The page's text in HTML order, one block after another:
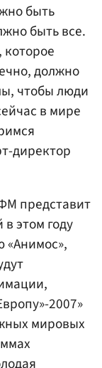
быть
быть все.
должно
чтобы люди
в мире
директор
представит
этом году
«Анимос»,
2007»
мировых